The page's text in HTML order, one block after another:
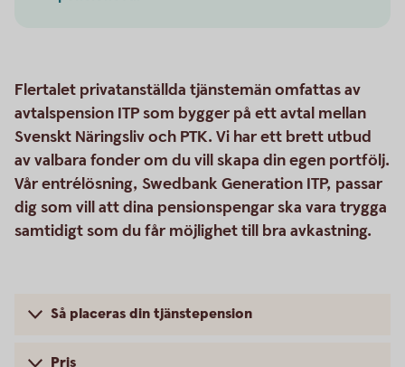
Flertalet privatanställda tjänstemän omfattas av
avtalspension ITP som bygger på ett avtal mellan
Svenskt Näringsliv och PTK. Vi har ett brett utbud
av valbara fonder om du vill skapa din egen portfölj.
Vår entrélösning, Swedbank Generation ITP, passar
dig som vill att dina pensionspengar ska vara trygga
samtidigt som du får möjlighet till bra avkastning.
Så placeras din tjänstepension
Pris